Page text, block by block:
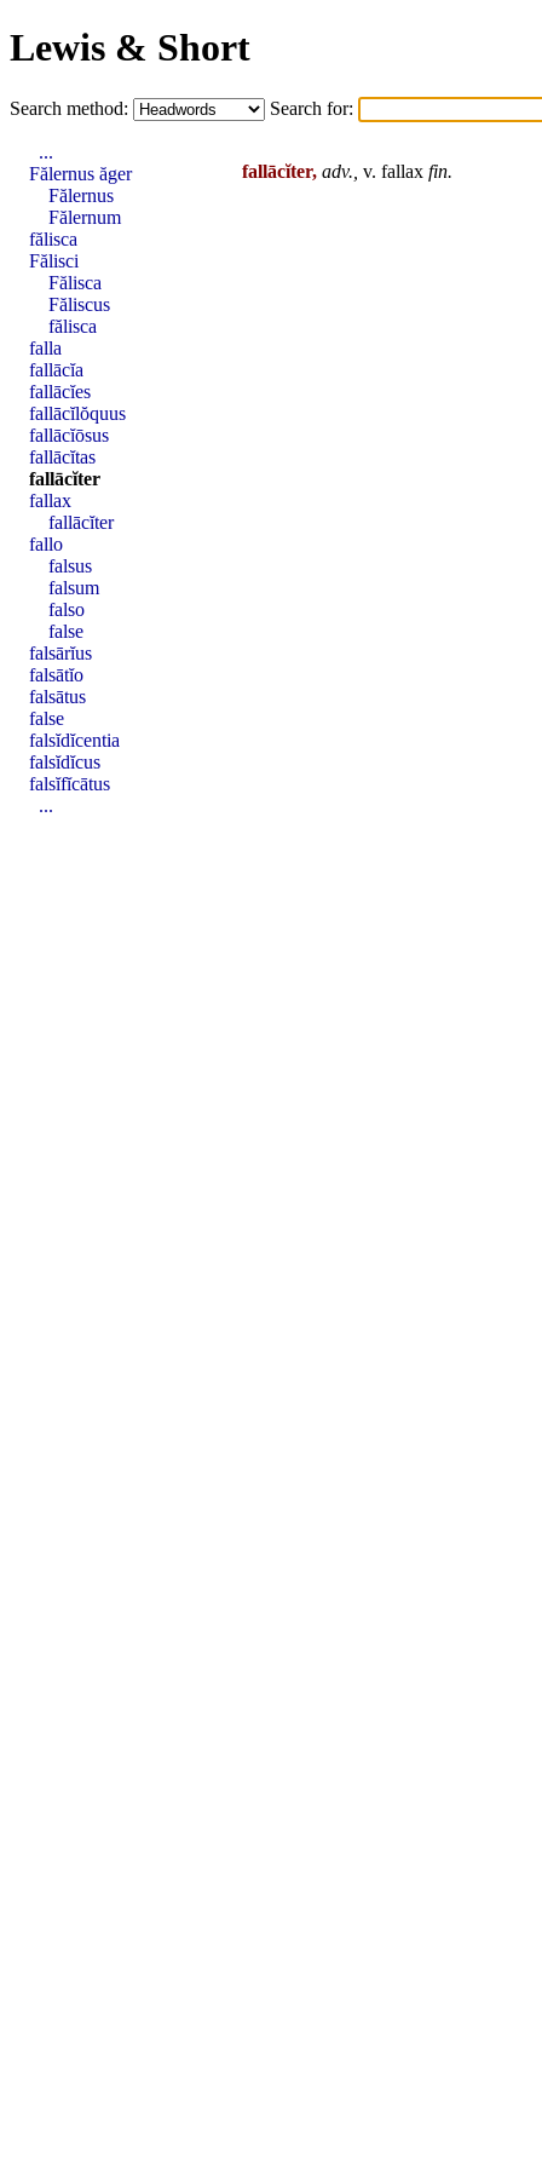
Lewis & Short
Search method: Search for:
fallācĭter, adv., v. fallax fin.
...
Fălernus ăger
Fălernus
Fălernum
fălisca
Fălisci
Fălisca
Făliscus
fălisca
falla
fallācĭa
fallācĭes
fallācĭlŏquus
fallācĭōsus
fallācĭtas
fallācĭter
fallax
fallācĭter
fallo
falsus
falsum
falso
false
falsārĭus
falsātĭo
falsātus
false
falsĭdĭcentia
falsĭdĭcus
falsĭfĭcātus
...